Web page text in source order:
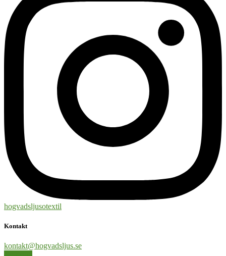
hogvadsljusotextil
Kontakt
kontakt@hogvadsljus.se